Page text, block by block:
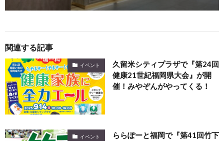
関連する記事
イベント
久留米シティプラザで『第24回
健康21世紀福岡県大会』が開
催！みやぞんがやってくる！
イベント
ららぽーと福岡で『第41回竹下